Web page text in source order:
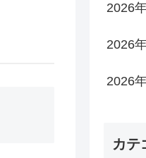
2026
2026
2026
カテ